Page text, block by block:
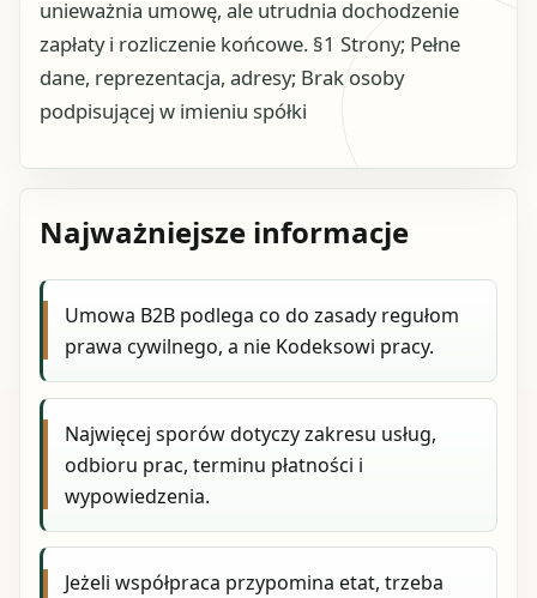
unieważnia umowę, ale utrudnia dochodzenie
zapłaty i rozliczenie końcowe. §1 Strony; Pełne
dane, reprezentacja, adresy; Brak osoby
podpisującej w imieniu spółki
Najważniejsze informacje
Umowa B2B podlega co do zasady regułom
prawa cywilnego, a nie Kodeksowi pracy.
Najwięcej sporów dotyczy zakresu usług,
odbioru prac, terminu płatności i
wypowiedzenia.
Jeżeli współpraca przypomina etat, trzeba